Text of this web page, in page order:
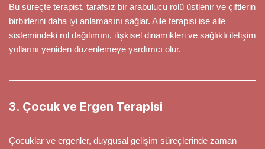
Bu süreçte terapist, tarafsız bir arabulucu rolü üstlenir ve çiftlerin
birbirlerini daha iyi anlamasını sağlar. Aile terapisi ise aile
sistemindeki rol dağılımını, ilişkisel dinamikleri ve sağlıklı iletişim
yollarını yeniden düzenlemeye yardımcı olur.
3. Çocuk ve Ergen Terapisi
Çocuklar ve ergenler, duygusal gelişim süreçlerinde zaman